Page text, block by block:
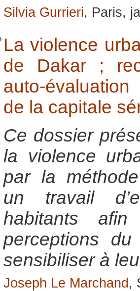
Silvia Gurrieri, Paris,
La violence
de Dakar ;
auto-
de la capitale
Ce dossier
la violence
par la
un travail
habitants
perceptions
sensibiliser à
Joseph Le Marchand ,